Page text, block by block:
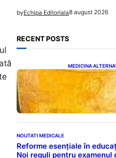
byEchipa Editoriala8 august 2026
RECENT POSTS
MEDICINA
Cele cinci
pentru
sub control
Ghidul
NOUTATI MEDICALE
Reforme esențiale în
Noi reguli pentru examenul